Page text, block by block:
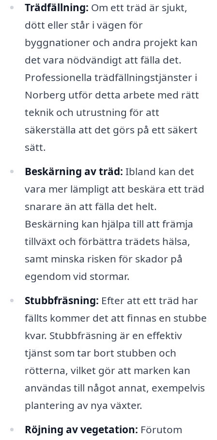
Trädfällning: Om ett träd är sjukt,
dött eller står i vägen för
byggnationer och andra projekt kan
det vara nödvändigt att fälla det.
Professionella trädfällningstjänster i
Norberg utför detta arbete med rätt
teknik och utrustning för att
säkerställa att det görs på ett säkert
sätt.
Beskärning av träd: Ibland kan det
vara mer lämpligt att beskära ett träd
snarare än att fälla det helt.
Beskärning kan hjälpa till att främja
tillväxt och förbättra trädets hälsa,
samt minska risken för skador på
egendom vid stormar.
Stubbfräsning: Efter att ett träd har
fällts kommer det att finnas en stubbe
kvar. Stubbfräsning är en effektiv
tjänst som tar bort stubben och
rötterna, vilket gör att marken kan
användas till något annat, exempelvis
plantering av nya växter.
Röjning av vegetation: Förutom